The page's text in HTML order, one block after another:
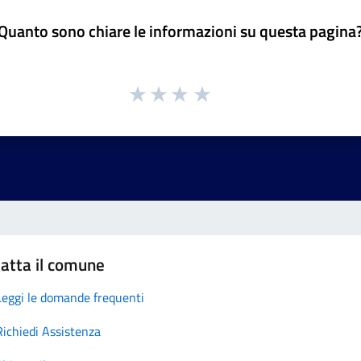
sono chiare le informazioni su questa
il comune
le domande frequenti
Assistenza